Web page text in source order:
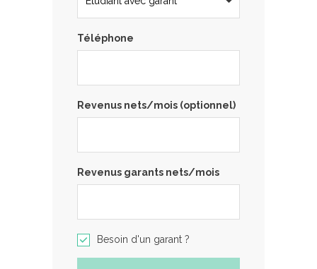
Téléphone
Revenus nets/mois (optionnel)
Revenus garants nets/mois
Besoin d'un garant ?